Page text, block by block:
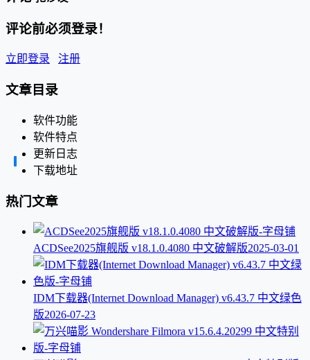
评论前必须登录！
立即登录 注册
文章目录
软件功能
软件特点
更新日志
下载地址
热门文章
ACDSee2025旗舰版 v18.1.0.4080 中文破解版2025-03-01
IDM下载器(Internet Download Manager) v6.43.7 中文绿色
版2026-07-23